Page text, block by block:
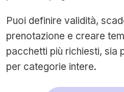
Puoi definire validità,
prenotazione e creare
pacchetti più richiesti, sia
per categorie intere.